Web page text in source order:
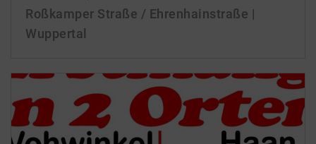
Roßkamper Straße / Ehrenhainstraße |
Wuppertal